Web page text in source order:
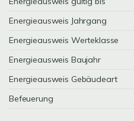
Energieausweis Jahrgang
Energieausweis Werteklasse
Energieausweis Baujahr
Energieausweis Gebäudeart
Befeuerung